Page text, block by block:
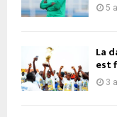
5
La
est
3